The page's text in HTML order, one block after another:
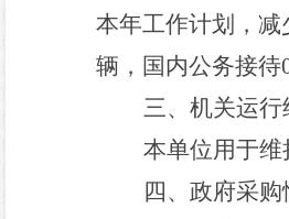
本年工作计划，减
辆 ，国内公务接待
三、机关运
本单位用于
四、 政府采购